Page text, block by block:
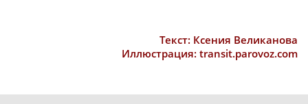
Текст: Ксения Великанова
Иллюстрация: transit.parovoz.com